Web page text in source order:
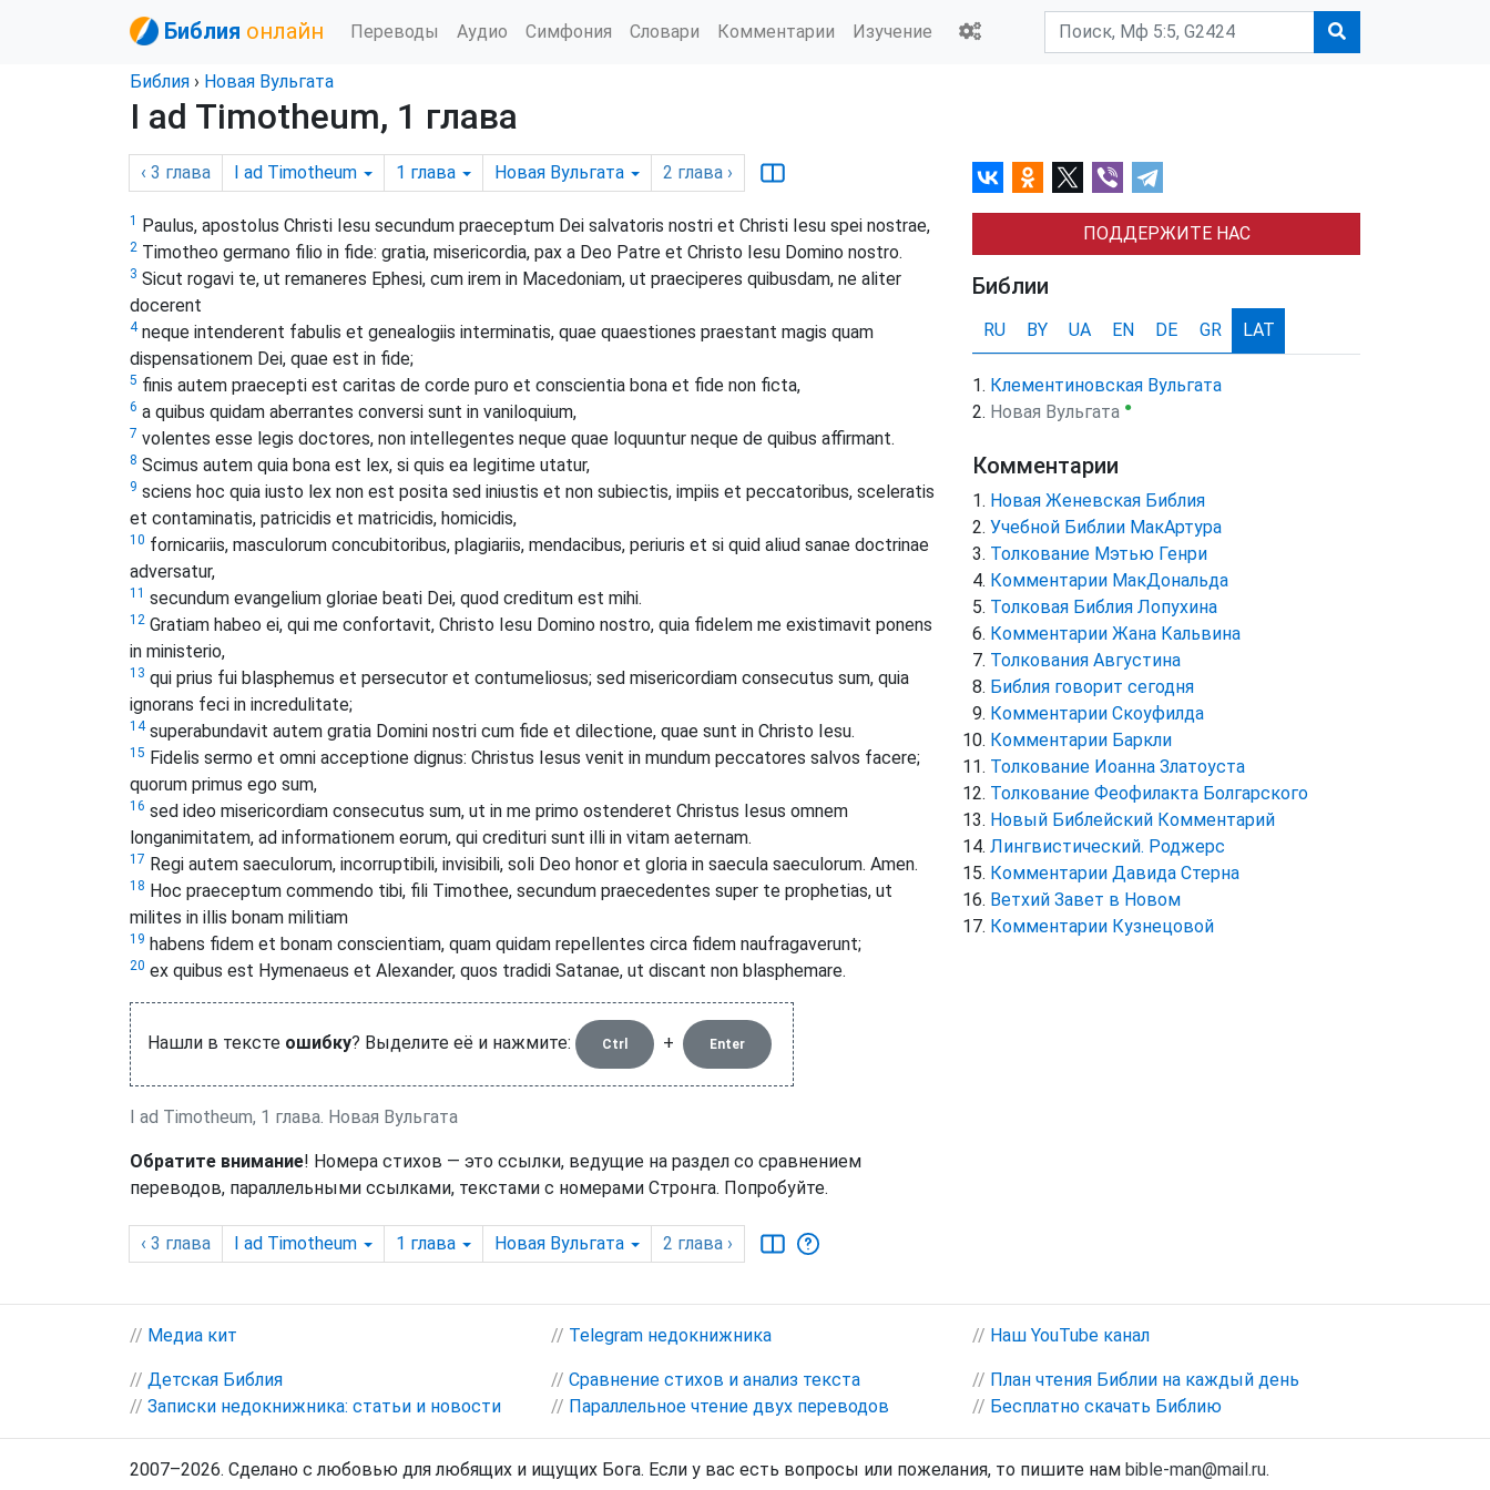
Библия онлайн Переводы Аудио Симфония Словари Комментарии Изучение
Библия › Новая Вульгата
I ad Timotheum, 1 глава
‹ 3 глава I ad Timotheum 1 глава Новая Вульгата 2 глава ›
1 Paulus, apostolus Christi Iesu secundum praeceptum Dei salvatoris nostri et Christi Iesu spei nostrae,
2 Timotheo germano filio in fide: gratia, misericordia, pax a Deo Patre et Christo Iesu Domino nostro.
3 Sicut rogavi te, ut remaneres Ephesi, cum irem in Macedoniam, ut praeciperes quibusdam, ne aliter
docerent
4neque intenderent fabulis et genealogiis interminatis, quae quaestiones praestant magis quam
dispensationem Dei, quae est in fide;
5 finis autem praecepti est caritas de corde puro et conscientia bona et fide non ficta,
6 a quibus quidam aberrantes conversi sunt in vaniloquium,
7 volentes esse legis doctores, non intellegentes neque quae loquuntur neque de quibus affirmant.
8 Scimus autem quia bona est lex, si quis ea legitime utatur,
9 sciens hoc quia iusto lex non est posita sed iniustis et non subiectis, impiis et peccatoribus, sceleratis
et contaminatis, patricidis et matricidis, homicidis,
10 fornicariis, masculorum concubitoribus, plagiariis, mendacibus, periuris et si quid aliud sanae doctrinae
adversatur,
11 secundum evangelium gloriae beati Dei, quod creditum est mihi.
12 Gratiam habeo ei, qui me confortavit, Christo Iesu Domino nostro, quia fidelem me existimavit ponens
in ministerio,
13 qui prius fui blasphemus et persecutor et contumeliosus; sed misericordiam consecutus sum, quia
ignorans feci in incredulitate;
14superabundavit autem gratia Domini nostri cum fide et dilectione, quae sunt in Christo Iesu.
15 Fidelis sermo et omni acceptione dignus: Christus Iesus venit in mundum peccatores salvos facere;
quorum primus ego sum,
16 sed ideo misericordiam consecutus sum, ut in me primo ostenderet Christus Iesus omnem
longanimitatem, ad informationem eorum, qui credituri sunt illi in vitam aeternam.
17 Regi autem saeculorum, incorruptibili, invisibili, soli Deo honor et gloria in saecula saeculorum. Amen.
18 Hoc praeceptum commendo tibi, fili Timothee, secundum praecedentes super te prophetias, ut
milites in illis bonam militiam
19 habens fidem et bonam conscientiam, quam quidam repellentes circa fidem naufragaverunt;
20 ex quibus est Hymenaeus et Alexander, quos tradidi Satanae, ut discant non blasphemare.
Нашли в тексте ошибку? Выделите её и нажмите: Ctrl + Enter
I ad Timotheum, 1 глава. Новая Вульгата
Обратите внимание! Номера стихов — это ссылки, ведущие на раздел со сравнением
переводов, параллельными ссылками, текстами с номерами Стронга. Попробуйте.
‹ 3 глава I ad Timotheum 1 глава Новая Вульгата 2 глава ›
ПОДДЕРЖИТЕ НАС
Библии
RU BY UA EN DE GR LAT
Клементиновская Вульгата
Новая Вульгата ●
Комментарии
Новая Женевская Библия
Учебной Библии МакАртура
Толкование Мэтью Генри
Комментарии МакДональда
Толковая Библия Лопухина
Комментарии Жана Кальвина
Толкования Августина
Библия говорит сегодня
Комментарии Скоуфилда
Комментарии Баркли
Толкование Иоанна Златоуста
Толкование Феофилакта Болгарского
Новый Библейский Комментарий
Лингвистический. Роджерс
Комментарии Давида Стерна
Ветхий Завет в Новом
Комментарии Кузнецовой
// Медиа кит // Telegram недокнижника // Наш YouTube канал
// Детская Библия
// Записки недокнижника: статьи и новости
// Сравнение стихов и анализ текста
// Параллельное чтение двух переводов
// План чтения Библии на каждый день
// Бесплатно скачать Библию
2007–2026. Сделано с любовью для любящих и ищущих Бога. Если у вас есть вопросы или пожелания, то пишите нам bible-man@mail.ru.